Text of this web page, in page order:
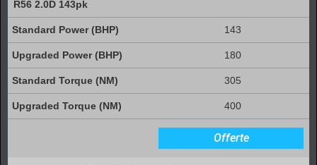
R56 2.0D 143pk
143
180
305
400
Offerte